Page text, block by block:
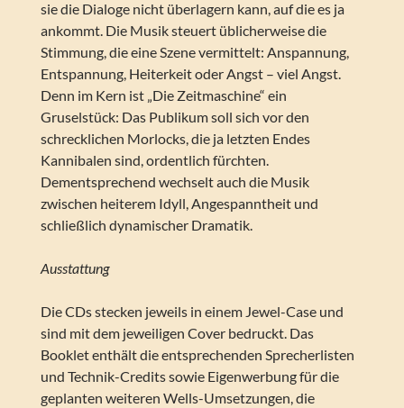
sie die Dialoge nicht überlagern kann, auf die es ja
ankommt. Die Musik steuert üblicherweise die
Stimmung, die eine Szene vermittelt: Anspannung,
Entspannung, Heiterkeit oder Angst – viel Angst.
Denn im Kern ist „Die Zeitmaschine“ ein
Gruselstück: Das Publikum soll sich vor den
schrecklichen Morlocks, die ja letzten Endes
Kannibalen sind, ordentlich fürchten.
Dementsprechend wechselt auch die Musik
zwischen heiterem Idyll, Angespanntheit und
schließlich dynamischer Dramatik.
Ausstattung
Die CDs stecken jeweils in einem Jewel-Case und
sind mit dem jeweiligen Cover bedruckt. Das
Booklet enthält die entsprechenden Sprecherlisten
und Technik-Credits sowie Eigenwerbung für die
geplanten weiteren Wells-Umsetzungen, die